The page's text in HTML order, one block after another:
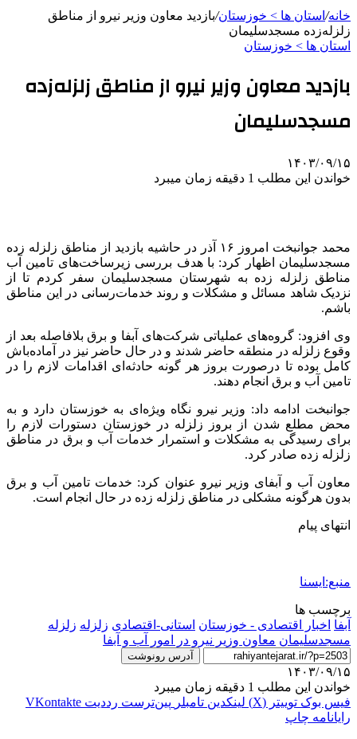
خانه/ استان ها > خوزستان/بازدید معاون وزیر نیرو از مناطق
زلزله‌زده‌ مسجدسلیمان
استان ها > خوزستان
بازدید معاون وزیر نیرو از مناطق زلزله‌زده‌
مسجدسلیمان
۱۴۰۳/۰۹/۱۵
خواندن این مطلب 1 دقیقه زمان میبرد
محمد جوانبخت امروز ۱۶ آذر در حاشیه بازدید از مناطق زلزله زده
مسجدسلیمان اظهار کرد: با هدف بررسی زیرساخت‌های تامین آب
مناطق زلزله زده به شهرستان مسجدسلیمان سفر کردم تا از
نزدیک شاهد مسائل و مشکلات و روند خدمات‌رسانی در این مناطق
باشم.
وی افزود: گروه‌های عملیاتی شرکت‌های آبفا و برق بلافاصله بعد از
وقوع زلزله در منطقه حاضر شدند و در حال حاضر نیز در آماده‌باش
کامل بوده تا درصورت بروز هر گونه حادثه‌ای اقدامات لازم را در
تامین آب و برق انجام دهند.
جوانبخت ادامه داد: وزیر نیرو نگاه ویژه‌ای به خوزستان دارد و به
محض مطلع شدن از بروز زلزله در خوزستان دستورات لازم را
برای رسیدگی به مشکلات و استمرار خدمات آب و برق در مناطق
زلزله زده صادر کرد.
معاون آب و آبفای وزیر نیرو عنوان کرد: خدمات تامین آب و برق
بدون هرگونه مشکلی در مناطق زلزله زده در حال انجام است.
انتهای پیام
منبع:ایسنا
برچسب ها
آبفا اخبار اقتصادی - خوزستان استانی-اقتصادی زلزله زلزله
مسجدسلیمان معاون وزیر نیرو در امور آب و آبفا
آدرس رونوشت
۱۴۰۳/۰۹/۱۵
خواندن این مطلب 1 دقیقه زمان میبرد
فیس بوک توییتر (X) لینکدین ‫تامبلر ‫پین‌ترست ‫رددیت ‫VKontakte
رایانامه چاپ